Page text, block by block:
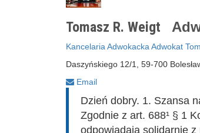
Tomasz R. Weigt
Kancelaria Adwokacka Adwokat
Daszyńskiego 12/1, 59-700
Email
Dzień dobry. 1. Szansa
Zgodnie z art. 688¹ § 1
odpowiadają solidarnie z